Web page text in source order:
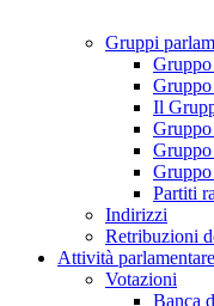
Gruppi
Il
Partiti
Indirizzi
Retribuzioni
Attività parlamentare
Votazioni
Banca